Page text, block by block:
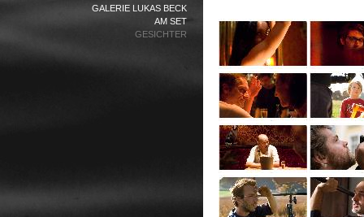
GALERIE LUKAS BECK
AM SET
GESICHTER